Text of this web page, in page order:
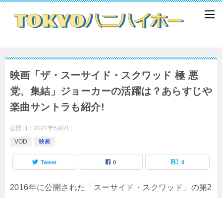
映画「ザ・スーサイド・スクワッド 極 悪
党、集結」ジョーカーの活躍は？あらすじや
楽曲サントラも紹介!
公開日： 2022年5月2日
VOD
映画
Tweet 0 0
2016年に公開された「スーサイド・スクワッド」の第2